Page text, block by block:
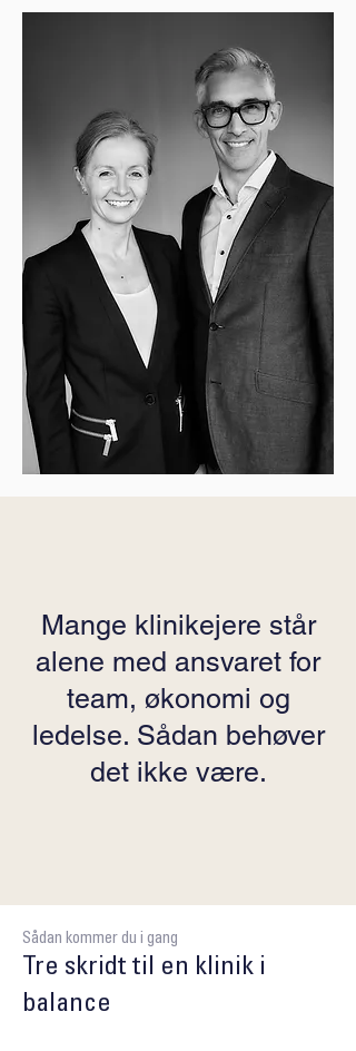
Mange klinikejere står
alene med ansvaret for
team, økonomi og
ledelse. Sådan behøver
det ikke være.
Sådan kommer du i gang
Tre skridt til en klinik i
balance